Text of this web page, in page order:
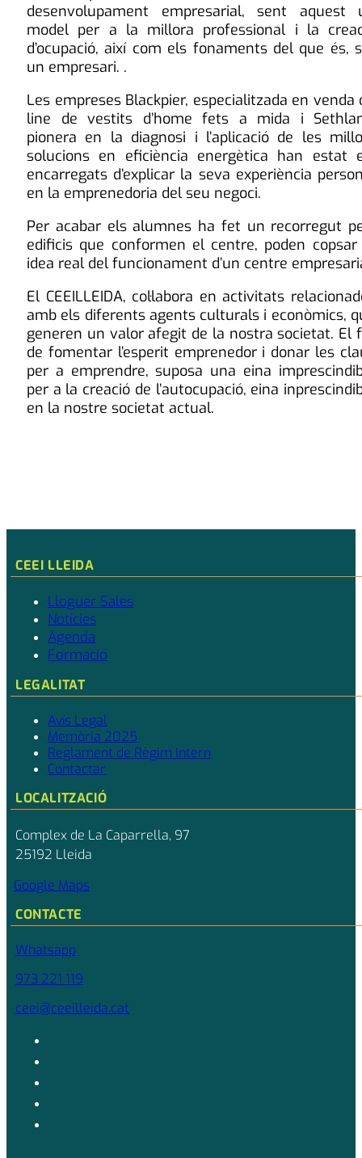
desenvolupament empresarial, sent aquest
model per a la millora professional i la
d’ocupació, així com els fonaments del que és,
un empresari. .
Les empreses Blackpier, especialitzada en venda
line de vestits d’home fets a mida i
pionera en la diagnosi i l’aplicació de les
solucions en eficiència energètica han estat
encarregats d’explicar la seva experiència
en la emprenedoria del seu negoci.
Per acabar els alumnes ha fet un recorregut
edificis que conformen el centre, poden
idea real del funcionament d’un centre
El CEEILLEIDA, col·labora en activitats
amb els diferents agents culturals i econòmics,
generen un valor afegit de la nostra societat. El
de fomentar l’esperit emprenedor i donar les
per a emprendre, suposa una eina
per a la creació de l’autocupació, eina
en la nostre societat actual.
CEEI LLEIDA
Lloguer Sales
Notícies
Agenda
Formació
LEGALITAT
Avís Legal
Memòria 2025
Reglament de Règim Intern
Contactar
LOCALITZACIÓ
Complex de La Caparrella, 97
25192 Lleida
Google Maps
CONTACTE
Whatsapp
973 221 119
ceei@ceeilleida.cat